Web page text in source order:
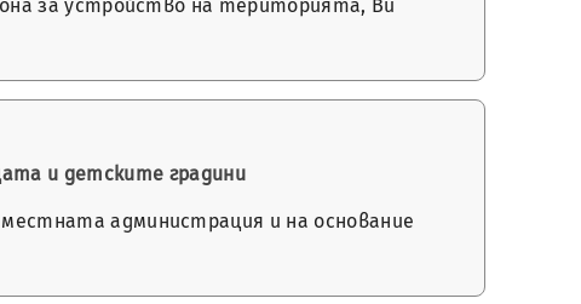
за устройство на територията, Ви
и детските градини
администрация и на основание